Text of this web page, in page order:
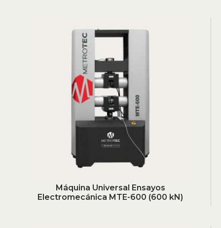
Máquina Universal Ensayos
Electromecánica MTE-600 (600 kN)